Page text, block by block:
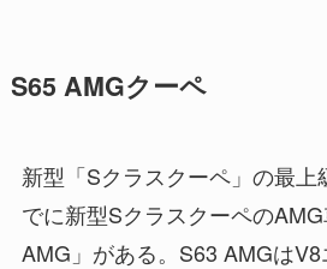
S65 AMGクーペ
新型「Sクラスクーペ」の最
でに新型Sクラスクーペの
AMG」がある。S63 AMGはV8